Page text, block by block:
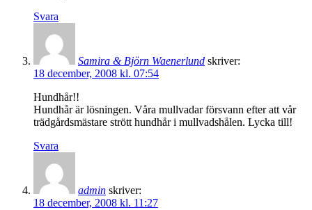
Svara
Samira & Björn Waenerlund skriver:
18 december, 2008 kl. 07:54
Hundhår!!
Hundhår är lösningen. Våra mullvadar försvann efter att vår
trädgårdsmästare strött hundhår i mullvadshålen. Lycka till!
Svara
admin skriver:
18 december, 2008 kl. 11:27